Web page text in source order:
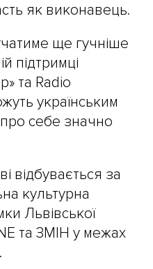
як виконавець.
ще гучніше
підтримці
та Radio
українським
себе значно
відбувається за
культурна
Львівської
та ЗМІН у межах